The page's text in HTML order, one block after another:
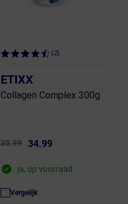
(2)
ETIXX
Collagen Complex 300g
35.99 34.99
ja, op voorraad
Vergelijk